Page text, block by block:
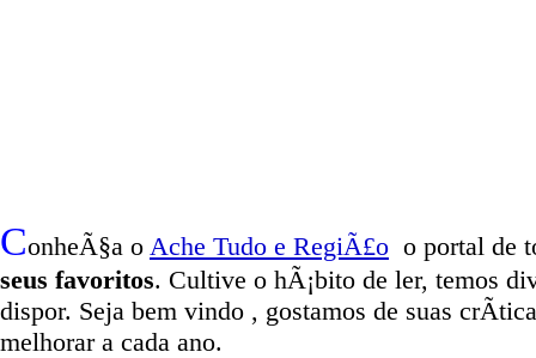
ConheÃ§a o Ache Tudo e RegiÃ£o o portal de
seus favoritos. Cultive o hÃ¡bito de ler, temos
dispor. Seja bem vindo , gostamos de suas
melhorar a cada ano.